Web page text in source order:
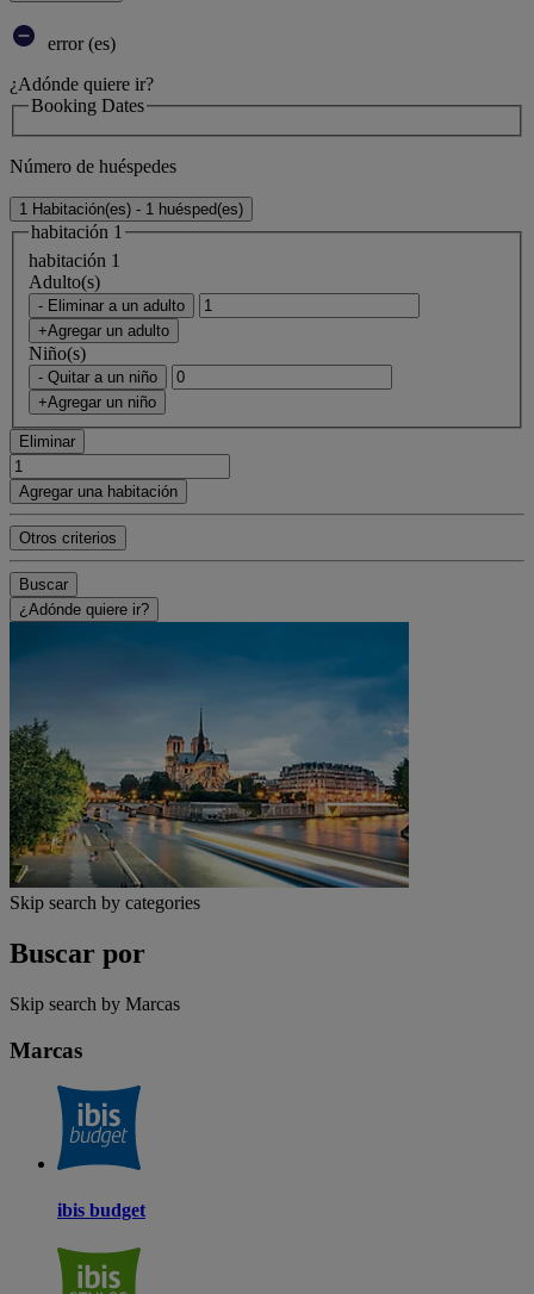
error (es)
¿Adónde quiere ir?
Booking Dates
Número de huéspedes
1 Habitación(es) - 1 huésped(es)
habitación 1
habitación 1
Adulto(s)
- Eliminar a un adulto
+Agregar un adulto
Niño(s)
- Quitar a un niño
+Agregar un niño
Eliminar
Agregar una habitación
Otros criterios
Buscar
¿Adónde quiere ir?
Skip search by categories
Buscar por
Skip search by Marcas
Marcas
ibis budget